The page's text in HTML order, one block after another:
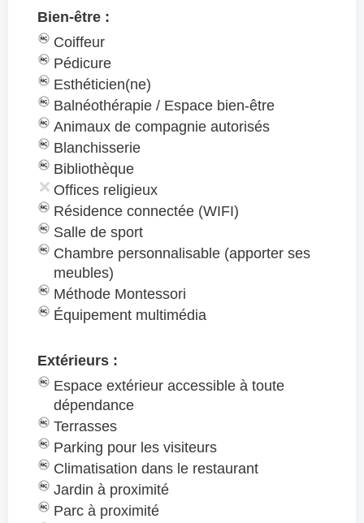
Bien-être :
Coiffeur
Pédicure
Esthéticien(ne)
Balnéothérapie / Espace bien-être
Animaux de compagnie autorisés
Blanchisserie
Bibliothèque
Offices religieux
Résidence connectée (WIFI)
Salle de sport
Chambre personnalisable (apporter ses
meubles)
Méthode Montessori
Équipement multimédia
Extérieurs :
Espace extérieur accessible à toute
dépendance
Terrasses
Parking pour les visiteurs
Climatisation dans le restaurant
Jardin à proximité
Parc à proximité